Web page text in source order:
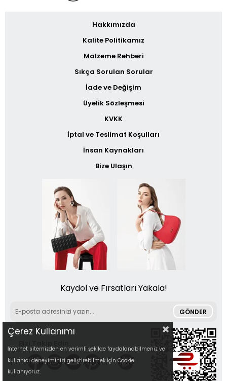
Hakkımızda
Kalite Politikamız
Malzeme Rehberi
Sıkça Sorulan Sorular
İade ve Değişim
Üyelik Sözleşmesi
KVKK
İptal ve Teslimat Koşulları
İnsan Kaynakları
Bize Ulaşın
Kaydol ve Fırsatları Yakala!
GÖNDER
Çerez Kullanımı
İnternet sitemizden en verimli şekilde faydalanabilmeniz ve
kullanıcı deneyiminizi geliştirebilmek için Cookie
kullanıyoruz.